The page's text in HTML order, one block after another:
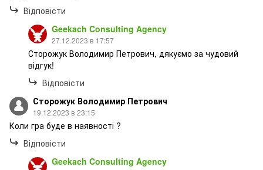
Відповісти
Geekach Consulting Agency
27.12.2023 в 17:57
Сторожук Володимир Петрович, дякуємо за чудовий
відгук!
Відповісти
Сторожук Володимир Петрович
19.12.2023 в 23:15
Коли гра буде в наявності ?
Відповісти
Geekach Consulting Agency